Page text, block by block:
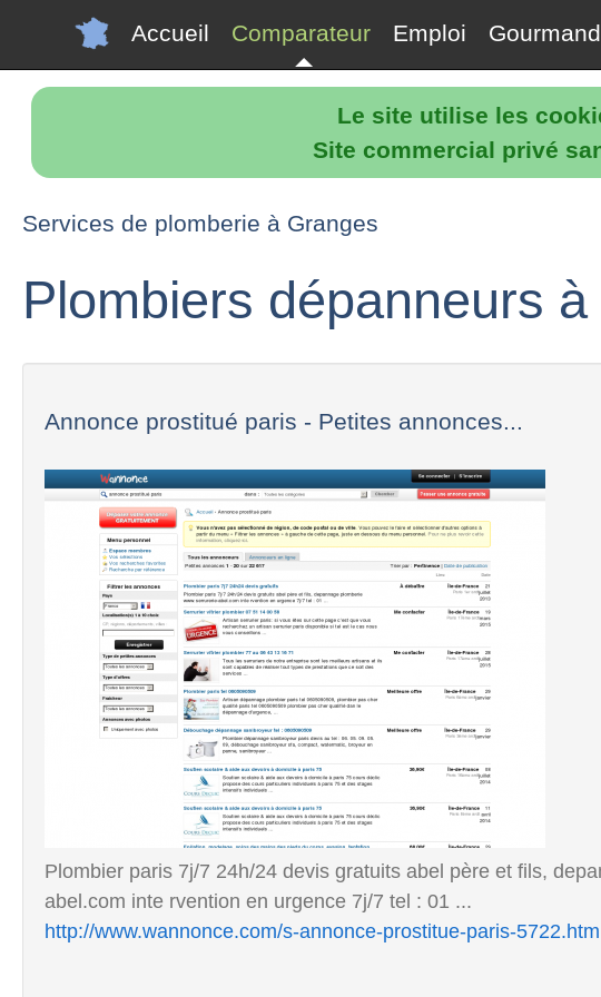
Le site utilise les
Site commercial privé
Accueil Comparateur Emploi Gourmand
Services de plomberie à Granges
Plombiers dépanneurs
Annonce prostitué paris - Petites annonces...
Plombier paris 7j/7 24h/24 devis gratuits abel père et fils,
abel.com inte rvention en urgence 7j/7 tel : 01 ...
http://www.wannonce.com/s-annonce-prostitue-paris-5722.htm